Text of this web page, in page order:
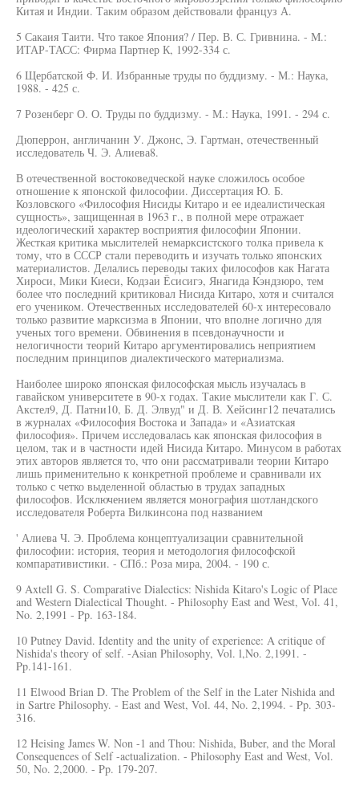
Китая и Индии. Таким образом действовали француз А.
5 Сакаия Таити. Что такое Япония? / Пер. В. С. Гривнина. - М.:
ИТАР-ТАСС: Фирма Партнер К, 1992-334 с.
6 Щербатской Ф. И. Избранные труды по буддизму. - М.: Наука,
1988. - 425 с.
7 Розенберг О. О. Труды по буддизму. - М.: Наука, 1991. - 294 с.
Дюперрон, англичанин У. Джонс, Э. Гартман, отечественный
исследователь Ч. Э. Алиева8.
В отечественной востоковедческой науке сложилось особое
отношение к японской философии. Диссертация Ю. Б.
Козловского «Философия Нисиды Китаро и ее идеалистическая
сущность», защищенная в 1963 г., в полной мере отражает
идеологический характер восприятия философии Японии.
Жесткая критика мыслителей немарксистского толка привела к
тому, что в СССР стали переводить и изучать только японских
материалистов. Делались переводы таких философов как Нагата
Хироси, Мики Киеси, Кодзаи Ёсисигэ, Янагида Кэндзюро, тем
более что последний критиковал Нисида Китаро, хотя и считался
его учеником. Отечественных исследователей 60-х интересовало
только развитие марксизма в Японии, что вполне логично для
ученых того времени. Обвинения в псевдонаучности и
нелогичности теорий Китаро аргументировались неприятием
последним принципов диалектического материализма.
Наиболее широко японская философская мысль изучалась в
гавайском университете в 90-х годах. Такие мыслители как Г. С.
Акстел9, Д. Патни10, Б. Д. Элвуд" и Д. В. Хейсинг12 печатались
в журналах «Философия Востока и Запада» и «Азиатская
философия». Причем исследовалась как японская философия в
целом, так и в частности идей Нисида Китаро. Минусом в работах
этих авторов является то, что они рассматривали теории Китаро
лишь применительно к конкретной проблеме и сравнивали их
только с четко выделенной областью в трудах западных
философов. Исключением является монография шотландского
исследователя Роберта Вилкинсона под названием
' Алиева Ч. Э. Проблема концептуализации сравнительной
философии: история, теория и методология философской
компаративистики. - СПб.: Роза мира, 2004. - 190 с.
9 Axtell G. S. Comparative Dialectics: Nishida Kitaro's Logic of Place
and Western Dialectical Thought. - Philosophy East and West, Vol. 41,
No. 2,1991 - Pp. 163-184.
10 Putney David. Identity and the unity of experience: A critique of
Nishida's theory of self. -Asian Philosophy, Vol. l,No. 2,1991. -
Pp.141-161.
11 Elwood Brian D. The Problem of the Self in the Later Nishida and
in Sartre Philosophy. - East and West, Vol. 44, No. 2,1994. - Pp. 303-
316.
12 Heising James W. Non -1 and Thou: Nishida, Buber, and the Moral
Consequences of Self -actualization. - Philosophy East and West, Vol.
50, No. 2,2000. - Pp. 179-207.